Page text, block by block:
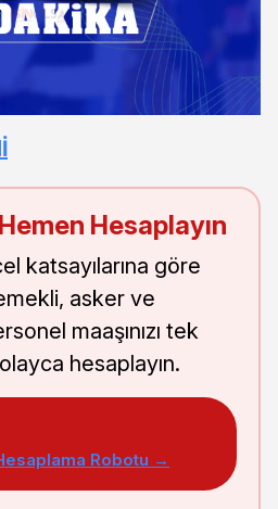
Hemen Hesaplayın
katsayılarına göre
asker ve
maaşınızı tek
hesaplayın.
Robotu →